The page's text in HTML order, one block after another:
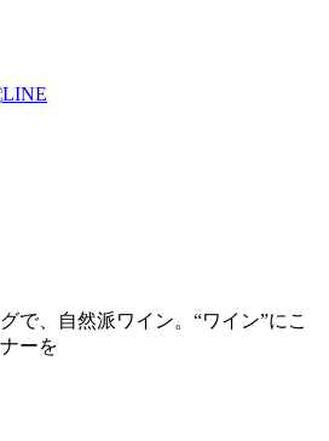
で、自然派ワイン。“ワイン”にこ
ーを